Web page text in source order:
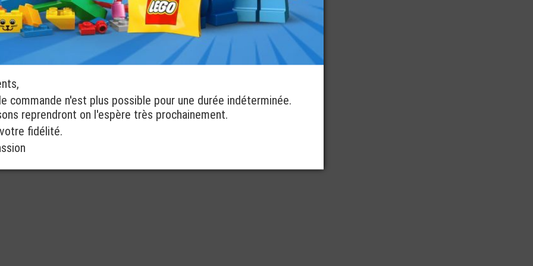
commande n'est plus possible pour une durée indéterminée.
reprendront on l'espère très prochainement.
fidélité.